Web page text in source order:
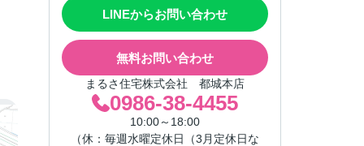
LINEからお問い合わせ
無料お問い合わせ
まるさ住宅株式会社 都城本店
0986-38-4455
10:00～18:00
（休：毎週水曜定休日（3月定休日な